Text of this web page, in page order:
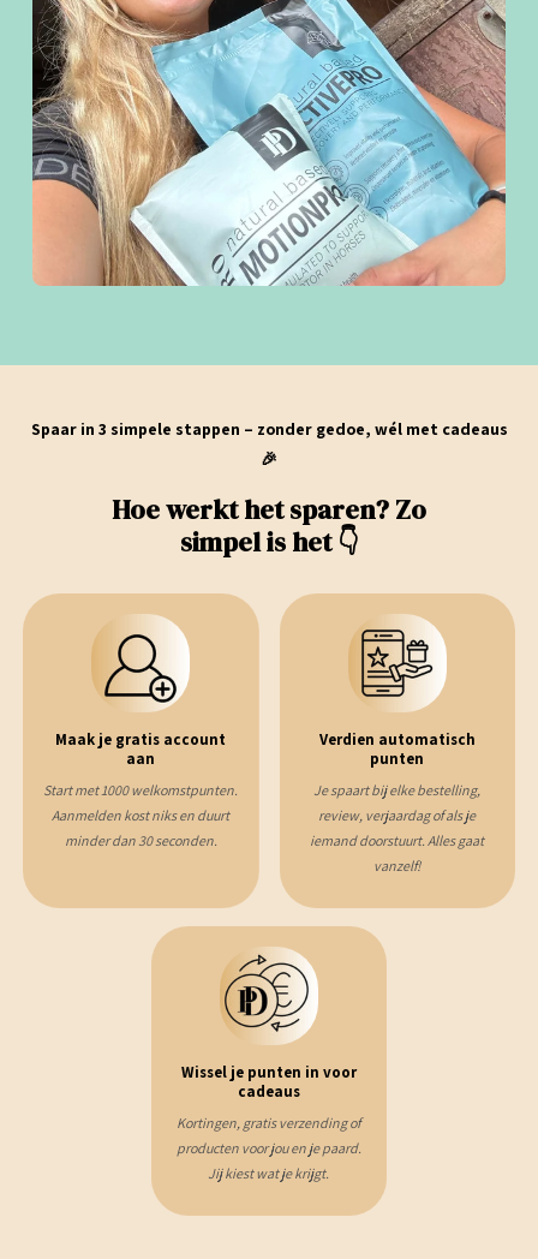
Spaar in 3 simpele stappen – zonder gedoe, wél met cadeaus
🎉
Hoe werkt het sparen? Zo
simpel is het 👇
Maak je gratis account
aan
Start met 1000 welkomstpunten.
Aanmelden kost niks en duurt
minder dan 30 seconden.
Verdien automatisch
punten
Je spaart bij elke bestelling,
review, verjaardag of als je
iemand doorstuurt. Alles gaat
vanzelf!
Wissel je punten in voor
cadeaus
Kortingen, gratis verzending of
producten voor jou en je paard.
Jij kiest wat je krijgt.